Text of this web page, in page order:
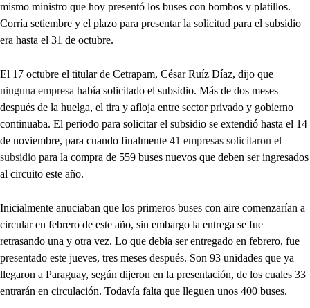
mismo ministro que hoy presentó los buses con bombos y platillos.
Corría setiembre y el plazo para presentar la solicitud para el subsidio
era hasta el 31 de octubre.
El 17 octubre el titular de Cetrapam, César Ruíz Díaz, dijo que
ninguna empresa había solicitado el subsidio. Más de dos meses
después de la huelga, el tira y afloja entre sector privado y gobierno
continuaba. El periodo para solicitar el subsidio se extendió hasta el 14
de noviembre, para cuando finalmente 41 empresas solicitaron el
subsidio para la compra de 559 buses nuevos que deben ser ingresados
al circuito este año.
Inicialmente anuciaban que los primeros buses con aire comenzarían a
circular en febrero de este año, sin embargo la entrega se fue
retrasando una y otra vez. Lo que debía ser entregado en febrero, fue
presentado este jueves, tres meses después. Son 93 unidades que ya
llegaron a Paraguay, según dijeron en la presentación, de los cuales 33
entrarán en circulación. Todavía falta que lleguen unos 400 buses.